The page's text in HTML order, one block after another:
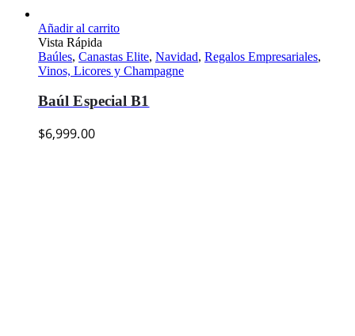
Añadir al carrito
Vista Rápida
Baúles, Canastas Elite, Navidad, Regalos Empresariales,
Vinos, Licores y Champagne
Baúl Especial B1
$6,999.00